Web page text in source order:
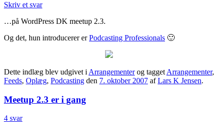
Skriv et svar
…på WordPress DK meetup 2.3.
Og det, hun introducerer erPodcasting Professionals 🙂
Dette indlæg blev udgivet i Arrangementerog tagget Arrangementer,
Feeds, Oplæg, Podcasting den 7. oktober 2007 afLars K Jensen.
Meetup 2.3 er i gang
4 svar